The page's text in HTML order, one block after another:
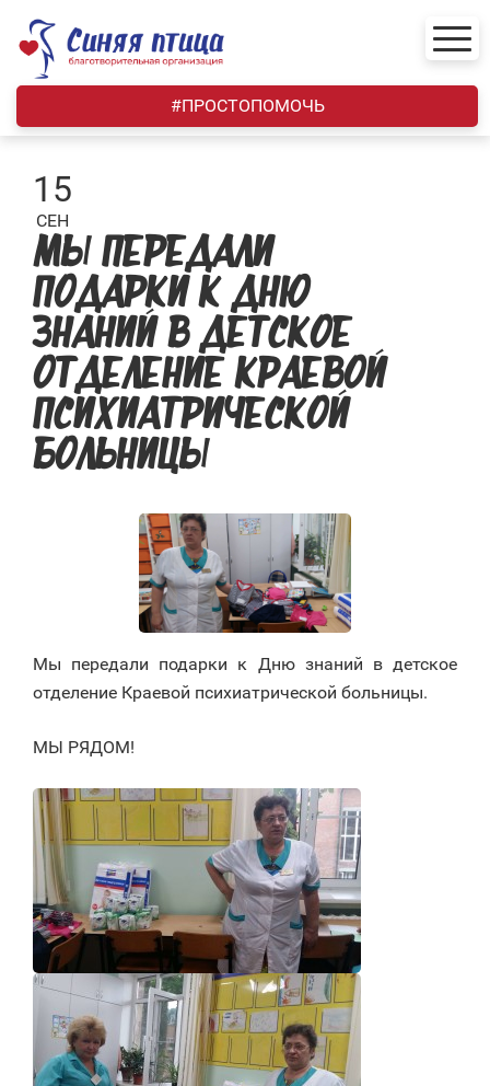
content
#ПРОСТОПОМОЧЬ
15
СЕН
МЫ ПЕРЕДАЛИ
ПОДАРКИ К ДНЮ
ЗНАНИЙ В ДЕТСКОЕ
ОТДЕЛЕНИЕ КРАЕВОЙ
ПСИХИАТРИЧЕСКОЙ
БОЛЬНИЦЫ
Мы передали подарки к Дню знаний в детское
отделение Краевой психиатрической больницы.
МЫ РЯДОМ!